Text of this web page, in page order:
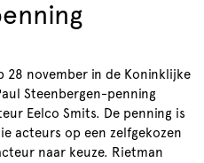
november in de Koninklijke
Steenbergen-penning
Eelco Smits. De penning is
acteurs op een zelfgekozen
naar keuze. Rietman